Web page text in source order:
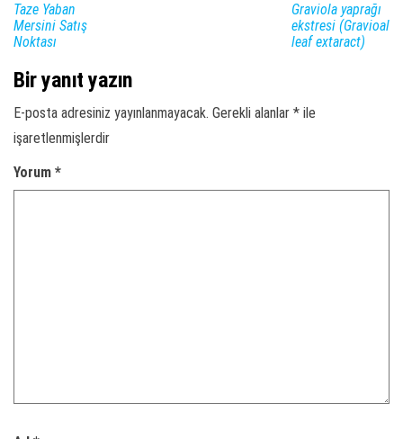
Taze Yaban
Mersini Satış
Noktası
Graviola yaprağı
ekstresi (Gravioal
leaf extaract)
Bir yanıt yazın
E-posta adresiniz yayınlanmayacak. Gerekli alanlar * ile
işaretlenmişlerdir
Yorum *